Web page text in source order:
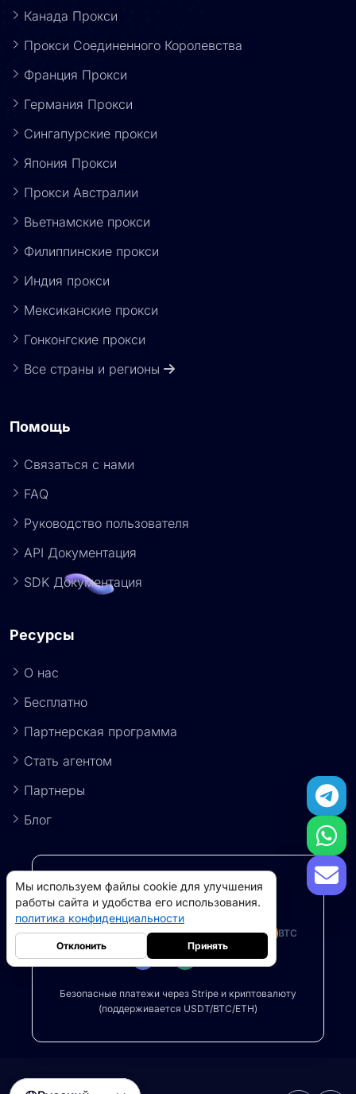
Канада Прокси
Прокси Соединенного Королевства
Франция Прокси
Германия Прокси
Сингапурские прокси
Япония Прокси
Прокси Австралии
Вьетнамские прокси
Филиппинские прокси
Индия прокси
Мексиканские прокси
Гонконгские прокси
Все страны и регионы
Помощь
Связаться с нами
FAQ
Руководство пользователя
API Документация
SDK Документация
Ресурсы
О нас
Бесплатно
Партнерская программа
Стать агентом
Партнеры
Блог
Способы оплаты
BTC
USDT
(поддерживается USDT/BTC/ETH)
Русский
Мы используем файлы cookie для улучшения
работы сайта и удобства его использования.
политика конфиденциальности
Отклонить Принять
Прокси-серверы для дата-центров10GB-$5